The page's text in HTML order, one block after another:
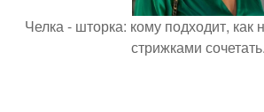
Челка - шторка: кому подходит, как
стрижками сочетать.